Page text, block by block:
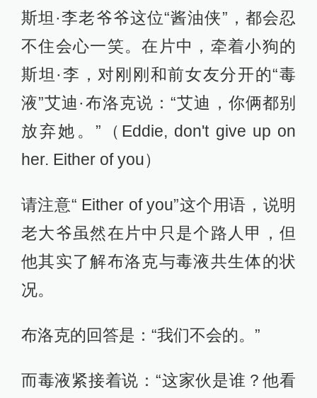
斯坦·李老爷爷这位“酱油侠”，都会忍
不住会心一笑。在片中，牵着小狗的
斯坦·李，对刚刚和前女友分开的“毒
液”艾迪·布洛克说：“艾迪，你俩都别
放弃她。”（Eddie, don't give up on
her. Either of you）
请注意“ Either of you”这个用语，说明
老大爷虽然在片中只是个路人甲，但
他其实了解布洛克与毒液共生体的状
况。
布洛克的回答是：“我们不会的。”
而毒液紧接着说：“这家伙是谁？他看